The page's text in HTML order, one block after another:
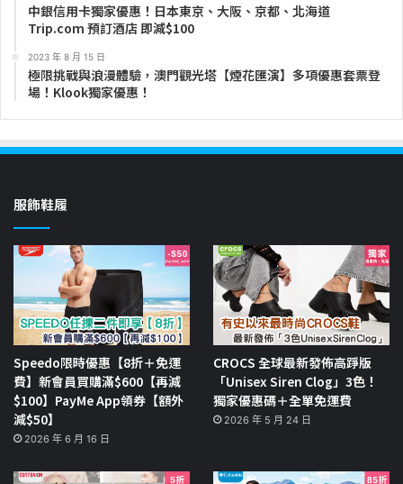
中銀信用卡獨家優惠！日本東京、大阪、京都、北海道
Trip.com 預訂酒店 即減$100
2023 年 8 月 15 日
極限挑戰與浪漫體驗，澳門觀光塔【煙花匯演】多項優惠套票登
場！Klook獨家優惠！
服飾鞋履
Speedo限時優惠【8折＋免運
費】新會員買購滿$600【再減
$100】PayMe App領券【額外
減$50】
2026 年 6 月 16 日
CROCS 全球最新發佈高踭版
「Unisex Siren Clog」3色！
獨家優惠碼＋全單免運費
2026 年 5 月 24 日